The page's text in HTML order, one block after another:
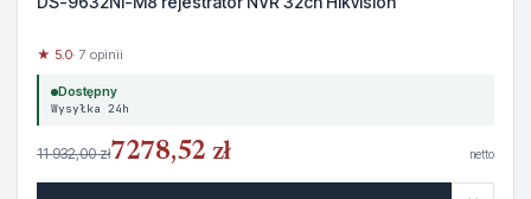
★ 5.0· 7 opinii
Dostępny
Wysyłka 24h
11 932,00 zł7278,52 zł netto